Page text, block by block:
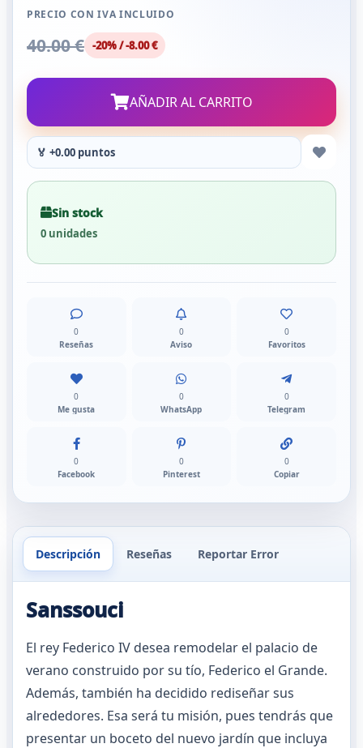
PRECIO CON IVA INCLUIDO
40.00 € -20% / -8.00 €
AÑADIR AL CARRITO
🏅 +0.00 puntos
Sin stock
0 unidades
0
Reseñas
0
Aviso
0
Favoritos
0
Me gusta
0
WhatsApp
0
Telegram
0
Facebook
0
Pinterest
0
Copiar
Descripción Reseñas Reportar Error
Sanssouci
El rey Federico IV desea remodelar el palacio de
verano construido por su tío, Federico el Grande.
Además, también ha decidido rediseñar sus
alrededores. Esa será tu misión, pues tendrás que
presentar un boceto del nuevo jardín que incluya